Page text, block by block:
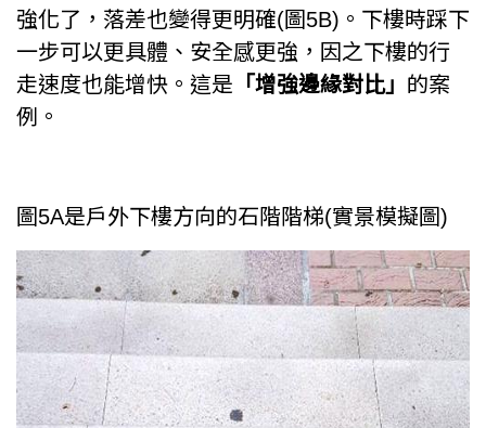
強化了，落差也變得更明確(圖5B)。下樓時踩下
一步可以更具體、安全感更強，因之下樓的行
走速度也能增快。這是 「增強邊緣對比」 的案
例。
圖5A是戶外下樓方向的石階階梯(實景模擬圖)